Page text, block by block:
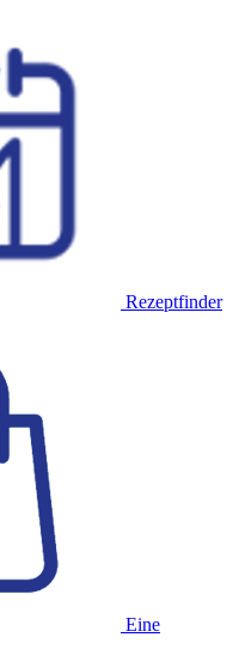
Rezeptfinder
Eine